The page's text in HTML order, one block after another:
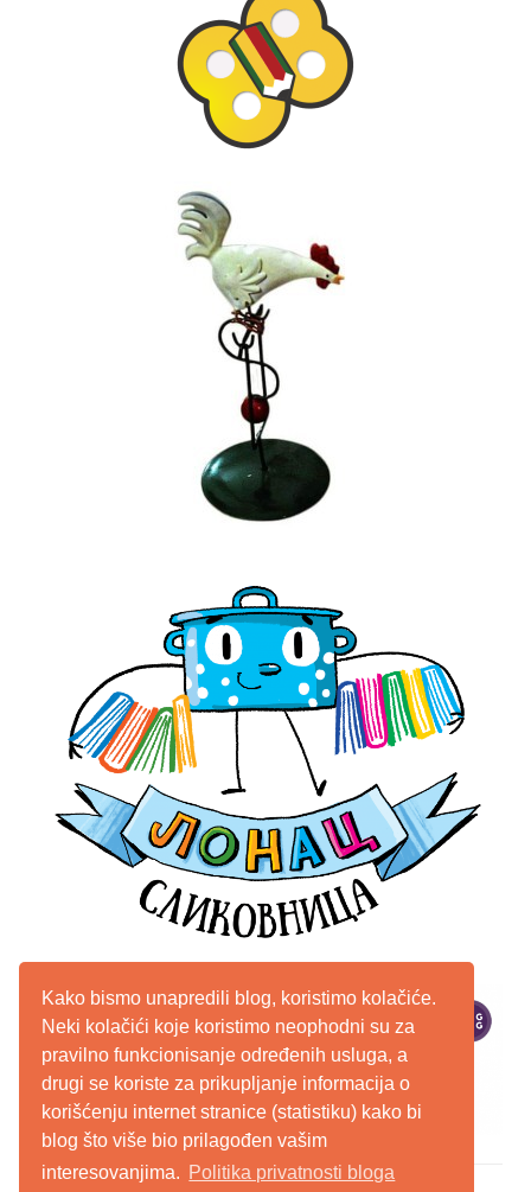
Kako bismo unapredili blog, koristimo kolačiće.
Neki kolačići koje koristimo neophodni su za
pravilno funkcionisanje određenih usluga, a
drugi se koriste za prikupljanje informacija o
korišćenju internet stranice (statistiku) kako bi
blog što više bio prilagođen vašim
interesovanjima. Politika privatnosti bloga